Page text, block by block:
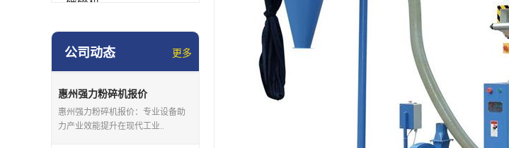
破碎机
强力粉碎机
公司动态 更多
惠州强力粉碎机报价
惠州强力粉碎机报价：专业设备助
力产业效能提升在现代工业..